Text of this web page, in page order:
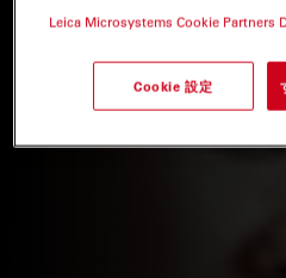
Leica Microsystems Cookie Partners
Cookie 設定